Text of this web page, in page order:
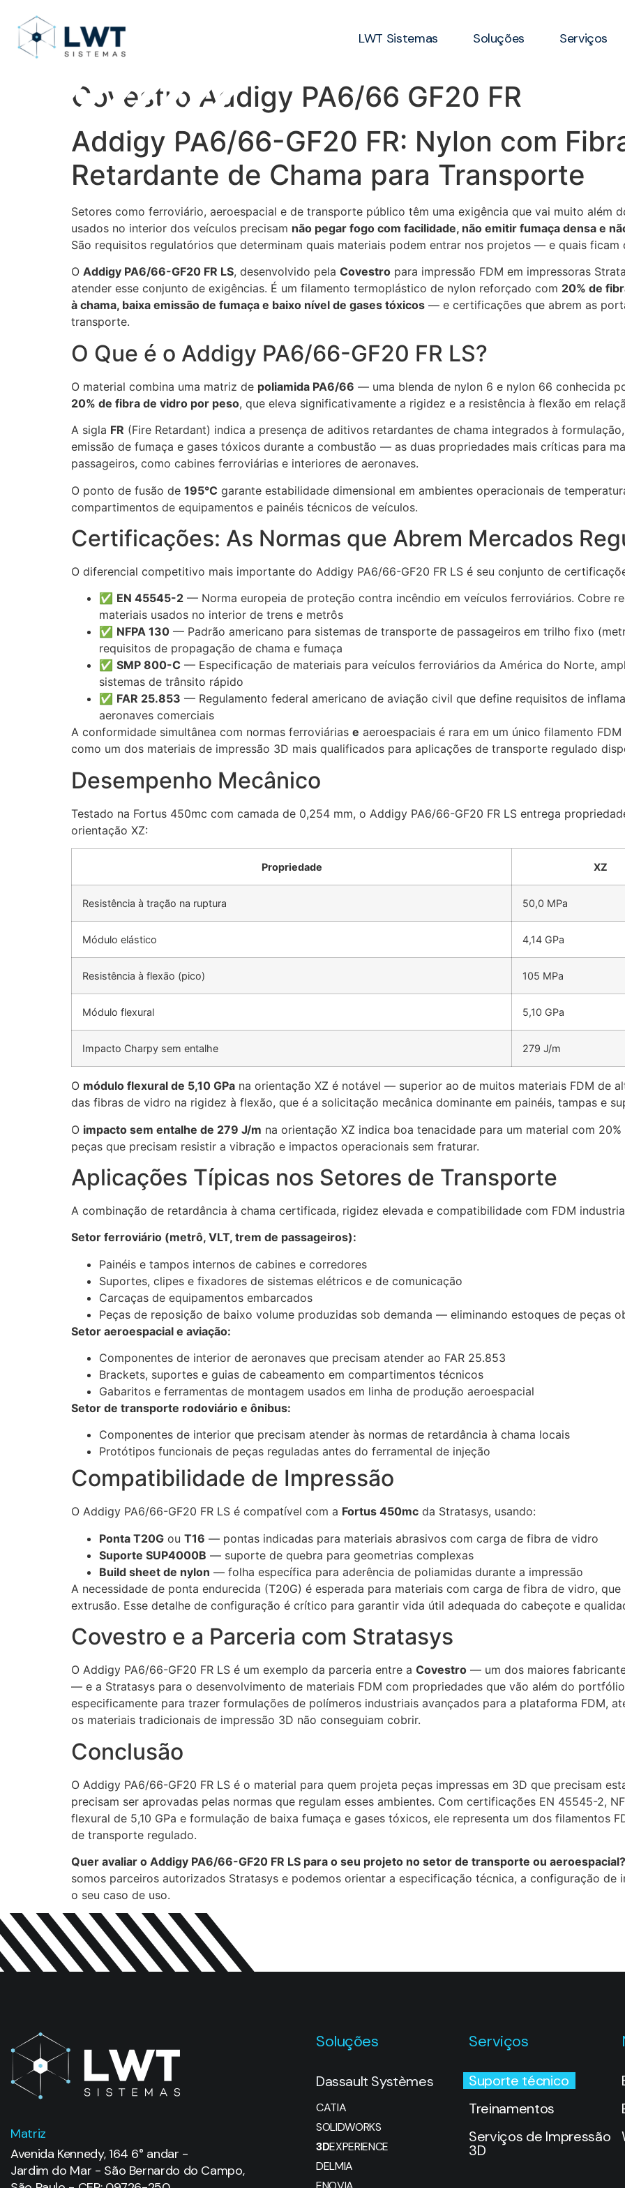
LWT Sistemas Soluções Serviços
Covestro Addigy PA6/66 GF20 FR
Addigy PA6/66-GF20 FR: Nylon com
Retardante de Chama para Transporte
Setores como ferroviário, aeroespacial e de transporte público têm uma exigência que vai muito além
usados no interior dos veículos precisam não pegar fogo com facilidade, não emitir fumaça densa e
São requisitos regulatórios que determinam quais materiais podem entrar nos projetos — e quais ficam
O Addigy PA6/66-GF20 FR LS, desenvolvido pela Covestro para impressão FDM em impressoras
atender esse conjunto de exigências. É um filamento termoplástico de nylon reforçado com 20% de
à chama, baixa emissão de fumaça e baixo nível de gases tóxicos — e certificações que abrem as
transporte.
O Que é o Addigy PA6/66-GF20 FR LS?
O material combina uma matriz de poliamida PA6/66 — uma blenda de nylon 6 e nylon 66 conhecida
20% de fibra de vidro por peso, que eleva significativamente a rigidez e a resistência à flexão em
A sigla FR (Fire Retardant) indica a presença de aditivos retardantes de chama integrados à
emissão de fumaça e gases tóxicos durante a combustão — as duas propriedades mais críticas para
passageiros, como cabines ferroviárias e interiores de aeronaves.
O ponto de fusão de 195°C garante estabilidade dimensional em ambientes operacionais de
compartimentos de equipamentos e painéis técnicos de veículos.
Certificações: As Normas que Abrem Mercados
O diferencial competitivo mais importante do Addigy PA6/66-GF20 FR LS é seu conjunto de
✅ EN 45545-2 — Norma europeia de proteção contra incêndio em veículos ferroviários. Cobre
materiais usados no interior de trens e metrôs
✅ NFPA 130 — Padrão americano para sistemas de transporte de passageiros em trilho fixo
requisitos de propagação de chama e fumaça
✅ SMP 800-C — Especificação de materiais para veículos ferroviários da América do Norte,
sistemas de trânsito rápido
✅ FAR 25.853 — Regulamento federal americano de aviação civil que define requisitos de
aeronaves comerciais
A conformidade simultânea com normas ferroviárias e aeroespaciais é rara em um único filamento
como um dos materiais de impressão 3D mais qualificados para aplicações de transporte regulado
Desempenho Mecânico
Testado na Fortus 450mc com camada de 0,254 mm, o Addigy PA6/66-GF20 FR LS entrega
orientação XZ:
Propriedade XZ
Resistência à tração na ruptura 50,0 MPa
Módulo elástico 4,14 GPa
Resistência à flexão (pico) 105 MPa
Módulo flexural 5,10 GPa
Impacto Charpy sem entalhe 279 J/m
O módulo flexural de 5,10 GPa na orientação XZ é notável — superior ao de muitos materiais FDM de
das fibras de vidro na rigidez à flexão, que é a solicitação mecânica dominante em painéis, tampas e
O impacto sem entalhe de 279 J/m na orientação XZ indica boa tenacidade para um material com
peças que precisam resistir a vibração e impactos operacionais sem fraturar.
Aplicações Típicas nos Setores de Transporte
A combinação de retardância à chama certificada, rigidez elevada e compatibilidade com FDM
Setor ferroviário (metrô, VLT, trem de passageiros):
Painéis e tampos internos de cabines e corredores
Suportes, clipes e fixadores de sistemas elétricos e de comunicação
Carcaças de equipamentos embarcados
Peças de reposição de baixo volume produzidas sob demanda — eliminando estoques de peças
Setor aeroespacial e aviação:
Componentes de interior de aeronaves que precisam atender ao FAR 25.853
Brackets, suportes e guias de cabeamento em compartimentos técnicos
Gabaritos e ferramentas de montagem usados em linha de produção aeroespacial
Setor de transporte rodoviário e ônibus:
Componentes de interior que precisam atender às normas de retardância à chama locais
Protótipos funcionais de peças reguladas antes do ferramental de injeção
Compatibilidade de Impressão
O Addigy PA6/66-GF20 FR LS é compatível com a Fortus 450mc da Stratasys, usando:
Ponta T20G ou T16 — pontas indicadas para materiais abrasivos com carga de fibra de vidro
Suporte SUP4000B — suporte de quebra para geometrias complexas
Build sheet de nylon — folha específica para aderência de poliamidas durante a impressão
A necessidade de ponta endurecida (T20G) é esperada para materiais com carga de fibra de vidro,
extrusão. Esse detalhe de configuração é crítico para garantir vida útil adequada do cabeçote e
Covestro e a Parceria com Stratasys
O Addigy PA6/66-GF20 FR LS é um exemplo da parceria entre a Covestro — um dos maiores
— e a Stratasys para o desenvolvimento de materiais FDM com propriedades que vão além do
especificamente para trazer formulações de polímeros industriais avançados para a plataforma FDM,
os materiais tradicionais de impressão 3D não conseguiam cobrir.
Conclusão
O Addigy PA6/66-GF20 FR LS é o material para quem projeta peças impressas em 3D que precisam
precisam ser aprovadas pelas normas que regulam esses ambientes. Com certificações EN 45545-2,
flexural de 5,10 GPa e formulação de baixa fumaça e gases tóxicos, ele representa um dos filamentos
de transporte regulado.
Quer avaliar o Addigy PA6/66-GF20 FR LS para o seu projeto no setor de transporte ou aeroespacial?
somos parceiros autorizados Stratasys e podemos orientar a especificação técnica, a configuração
o seu caso de uso.
Matriz
Avenida Kennedy, 164 6° andar -
Jardim do Mar - São Bernardo do Campo,
Soluções
Dassault Systèmes
CATIA
SOLIDWORKS
3DEXPERIENCE
DELMIA
Serviços
Suporte técnico
Treinamentos
Serviços de Impressão
3D